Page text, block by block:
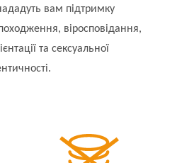
вам підтримку
віросповідання,
та сексуальної